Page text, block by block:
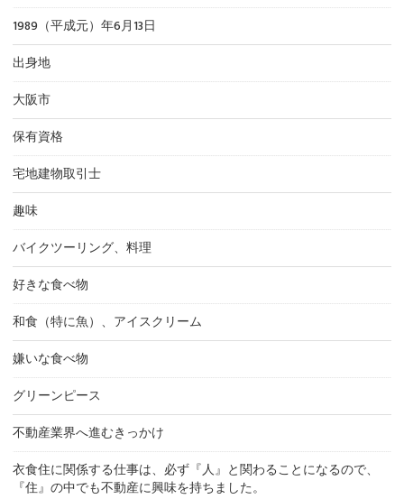
1989（平成元）年6月13日
出身地
大阪市
保有資格
宅地建物取引士
趣味
バイクツーリング、料理
好きな食べ物
和食（特に魚）、アイスクリーム
嫌いな食べ物
グリーンピース
不動産業界へ進むきっかけ
衣食住に関係する仕事は、必ず『人』と関わることになるので、
『住』の中でも不動産に興味を持ちました。